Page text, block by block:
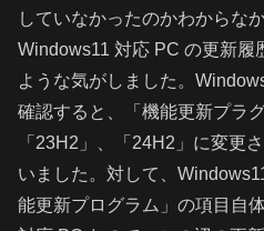
していなかったのかわからな
Windows11 対応 PC の更新履
ような気がしました。
確認すると、「機能更新プラ
「23H2」、「24H2」に変更
いました。対して、
能更新プログラム」の項目自